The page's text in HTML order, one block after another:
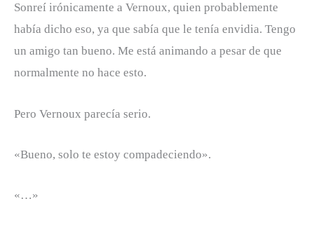
Sonreí irónicamente a Vernoux, quien probablemente
había dicho eso, ya que sabía que le tenía envidia. Tengo
un amigo tan bueno. Me está animando a pesar de que
normalmente no hace esto.
Pero Vernoux parecía serio.
«Bueno, solo te estoy compadeciendo».
«…»